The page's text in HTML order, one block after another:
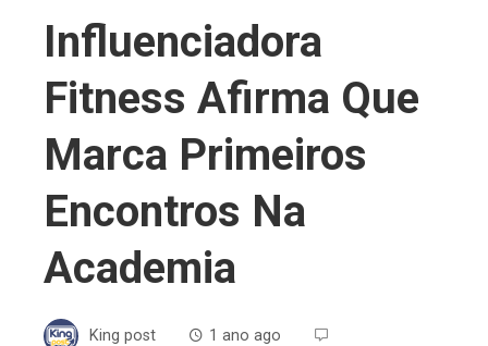
Influenciadora
Fitness Afirma Que
Marca Primeiros
Encontros Na
Academia
King post
1 ano ago